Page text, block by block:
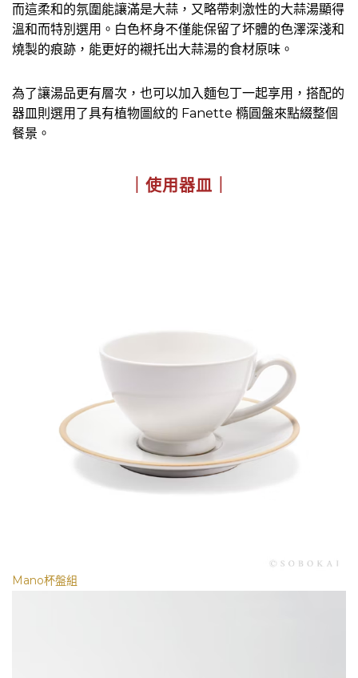
而這柔和的氛圍能讓滿是大蒜，又略帶刺激性的大蒜湯顯得
溫和而特別選用。白色杯身不僅能保留了坏體的色澤深淺和
燒製的痕跡，能更好的襯托出大蒜湯的食材原味。
為了讓湯品更有層次，也可以加入麵包丁一起享用，搭配的
器皿則選用了具有植物圖紋的 Fanette 橢圓盤來點綴整個
餐景。
｜使用器皿｜
Mano杯盤組